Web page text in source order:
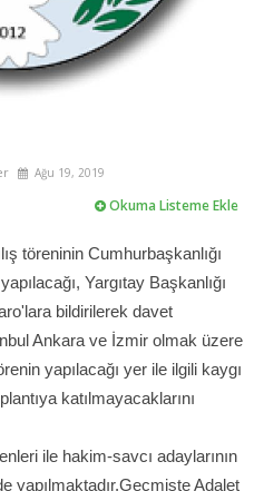
Ağu 19, 2019
Okuma Listeme Ekle
töreninin Cumhurbaşkanlığı
Yargıtay Başkanlığı
bildirilerek davet
Ankara ve İzmir olmak üzere
yapılacağı yer ile ilgili kaygı
katılmayacaklarını
ile hakim-savcı adaylarının
yapılmaktadır.Geçmişte Adalet